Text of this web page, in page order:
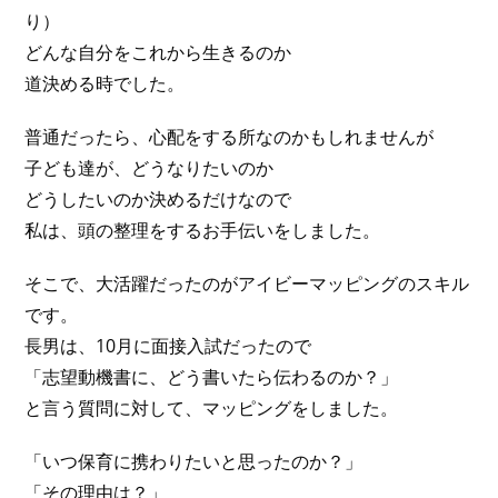
り）
どんな自分をこれから生きるのか
道決める時でした。
普通だったら、心配をする所なのかもしれませんが
子ども達が、どうなりたいのか
どうしたいのか決めるだけなので
私は、頭の整理をするお手伝いをしました。
そこで、大活躍だったのがアイビーマッピングのスキル
です。
長男は、10月に面接入試だったので
「志望動機書に、どう書いたら伝わるのか？」
と言う質問に対して、マッピングをしました。
「いつ保育に携わりたいと思ったのか？」
「その理由は？」